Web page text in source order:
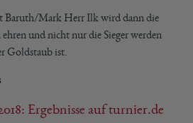
Baruth/Mark Herr Ilk wird dann die
und nicht nur die Sieger werden
Goldstaub ist.
Ergebnisse auf turnier.de